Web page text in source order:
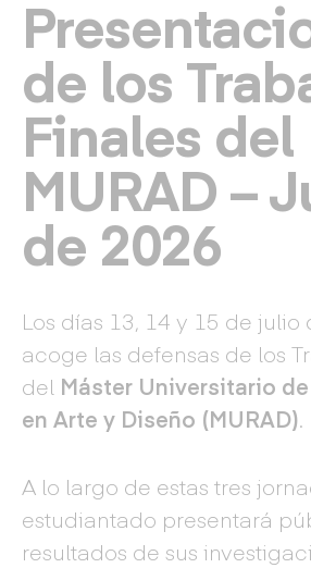
de los
Finales del
MURAD –
de 2026
Los días 13, 14 y 15 de julio
acoge las defensas de los
del Máster Universitario
en Arte y Diseño (MURAD).
A lo largo de estas tres
estudiantado presentará
resultados de sus